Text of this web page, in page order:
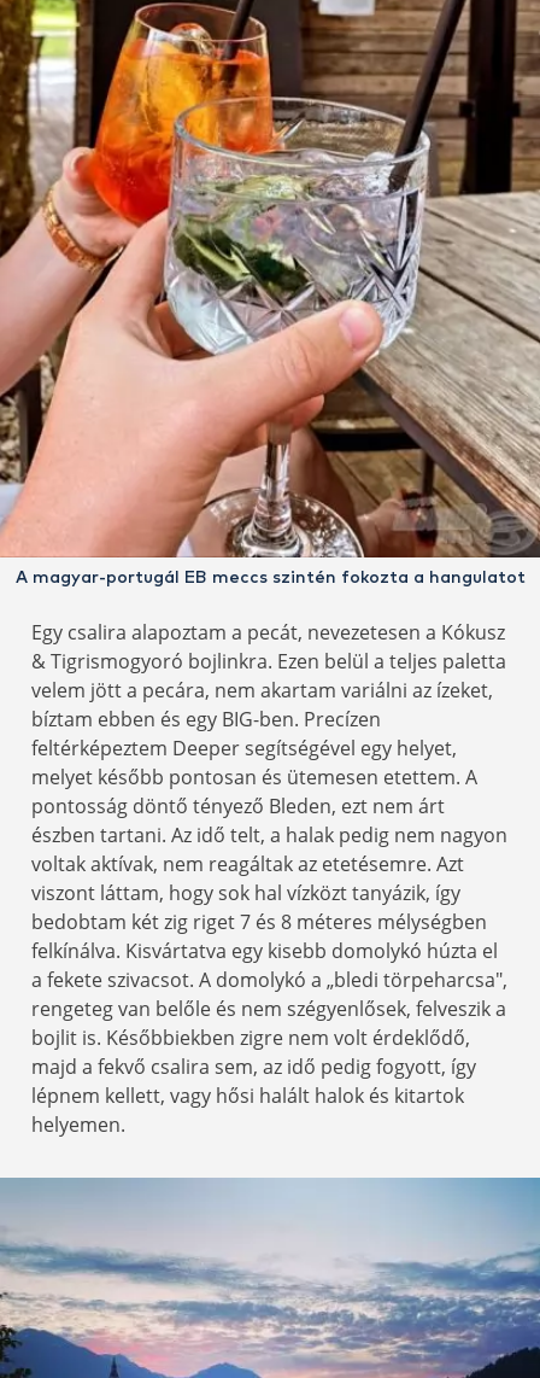
A magyar-portugál EB meccs szintén fokozta a hangulatot
Egy csalira alapoztam a pecát, nevezetesen a Kókusz
& Tigrismogyoró bojlinkra. Ezen belül a teljes paletta
velem jött a pecára, nem akartam variálni az ízeket,
bíztam ebben és egy BIG-ben. Precízen
feltérképeztem Deeper segítségével egy helyet,
melyet később pontosan és ütemesen etettem. A
pontosság döntő tényező Bleden, ezt nem árt
észben tartani. Az idő telt, a halak pedig nem nagyon
voltak aktívak, nem reagáltak az etetésemre. Azt
viszont láttam, hogy sok hal vízközt tanyázik, így
bedobtam két zig riget 7 és 8 méteres mélységben
felkínálva. Kisvártatva egy kisebb domolykó húzta el
a fekete szivacsot. A domolykó a „bledi törpeharcsa",
rengeteg van belőle és nem szégyenlősek, felveszik a
bojlit is. Későbbiekben zigre nem volt érdeklődő,
majd a fekvő csalira sem, az idő pedig fogyott, így
lépnem kellett, vagy hősi halált halok és kitartok
helyemen.